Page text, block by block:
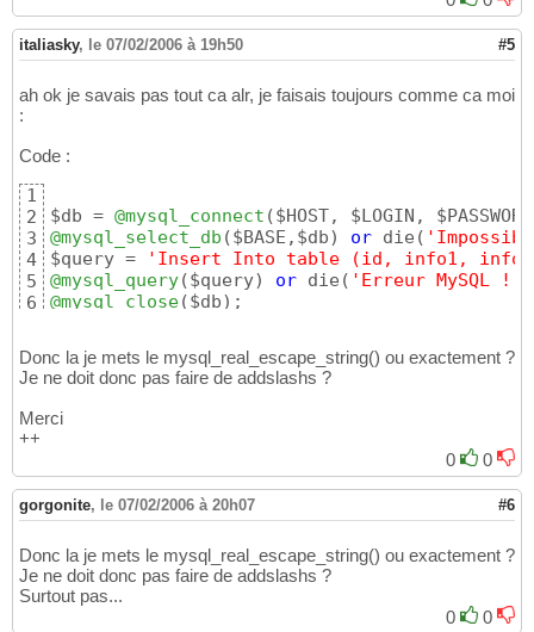
italiasky, le 07/02/2006 à 19h50 #5
ah ok je savais pas tout ca alr, je faisais toujours comme ca moi
:
Code :
1
2
3
4
5
6
$db = @mysql_connect ($HOST, $LOGIN, $PASSWORD
@mysql_select_db ($BASE,$db) or die (
$query =
'Insert Into table (id, info1,
@mysql_query($query) or die ( 'Erreur MySQL !'
@mysql_close($db) ;
Donc la je mets le mysql_real_escape_string() ou exactement ?
Je ne doit donc pas faire de addslashs ?
Merci
++
0
0
gorgonite, le 07/02/2006 à 20h07 #6
Donc la je mets le mysql_real_escape_string() ou exactement ?
Je ne doit donc pas faire de addslashs ?
Surtout pas...
0
0